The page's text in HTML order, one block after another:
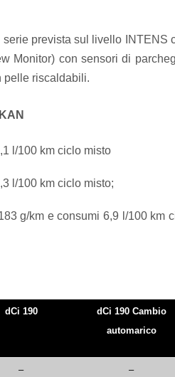
prevista sul livello INTENS
Monitor) con sensori di
pelle riscaldabili.
l/100 km ciclo misto
l/100 km ciclo misto;
g/km e consumi 6,9 l/100 km
dCi 190
dCi 190 Cambio
automarico
– –